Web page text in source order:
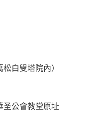
白叟塔院內）
圣公會教堂原址